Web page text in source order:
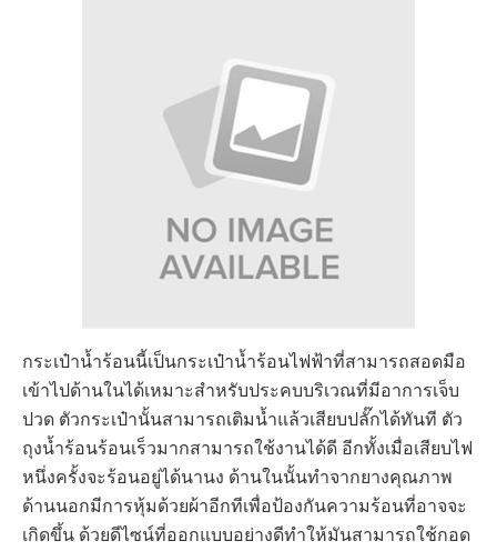
กระเป๋าน้ำร้อนนี้เป็นกระเป๋าน้ำร้อนไฟฟ้าที่สามารถสอดมือ
เข้าไปด้านในได้เหมาะสำหรับประคบบริเวณที่มีอาการเจ็บ
ปวด ตัวกระเป๋านั้นสามารถเติมน้ำแล้วเสียบปลั๊กได้ทันที ตัว
ถุงน้ำร้อนร้อนเร็วมากสามารถใช้งานได้ดี อีกทั้งเมื่อเสียบไฟ
หนึ่งครั้งจะร้อนอยู่ได้นานง ด้านในนั้นทำจากยางคุณภาพ
ด้านนอกมีการหุ้มด้วยผ้าอีกทีเพื่อป้องกันความร้อนที่อาจจะ
เกิดขึ้น ด้วยดีไซน์ที่ออกแบบอย่างดีทำให้มันสามารถใช้กอด